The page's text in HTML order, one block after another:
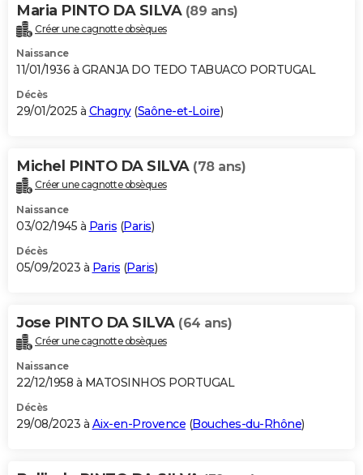
Maria PINTO DA SILVA (89 ans)
Créer une cagnotte obsèques
Naissance
11/01/1936 à GRANJA DO TEDO TABUACO PORTUGAL
Décès
29/01/2025 à Chagny(Saône-et-Loire)
Michel PINTO DA SILVA (78 ans)
Créer une cagnotte obsèques
Naissance
03/02/1945 à Paris (Paris)
Décès
05/09/2023 à Paris (Paris)
Jose PINTO DA SILVA (64 ans)
Créer une cagnotte obsèques
Naissance
22/12/1958 à MATOSINHOS PORTUGAL
Décès
29/08/2023 à Aix-en-Provence (Bouches-du-Rhône)